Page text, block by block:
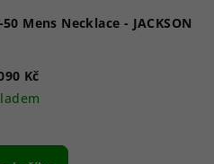
Mens Necklace - JACKSON
Kč